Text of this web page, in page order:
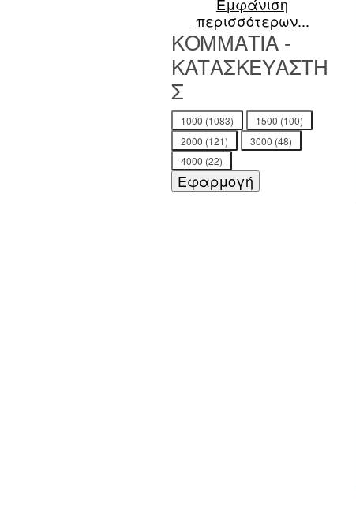
περισσότερων...
ΚΟΜΜΑΤΙΑ -
ΚΑΤΑΣΚΕΥΑΣΤΗ
Σ
ΚΟΜΜΑΤΙΑ -
ΚΑΤΑΣΚΕΥΑΣΤΗΣ
1000 1500
2000
3000
4000
Εφαρμογή